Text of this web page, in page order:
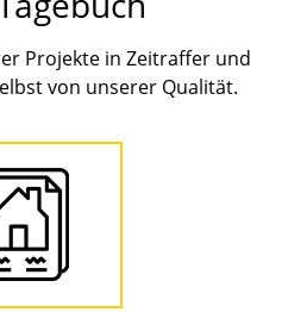
Projekte in Zeitraffer und
von unserer Qualität.